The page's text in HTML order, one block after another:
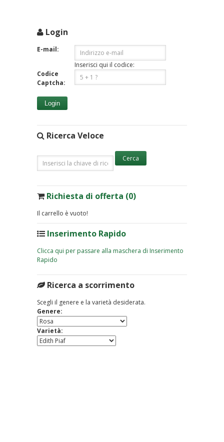
Login
E-mail:
Codice
Captcha:
Inserisci qui il codice:
Login
Ricerca Veloce
Richiesta di offerta (0)
Il carrello è vuoto!
Inserimento Rapido
Clicca qui per passare alla maschera di Inserimento
Rapido
Ricerca a scorrimento
Scegli il genere e la varietà desiderata.
Genere:
Varietà: